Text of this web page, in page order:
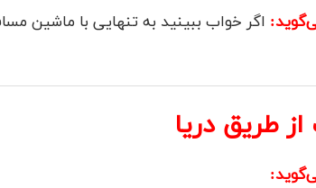
اگر خواب ببینید به تنهایی با ماشین
طریق دریا